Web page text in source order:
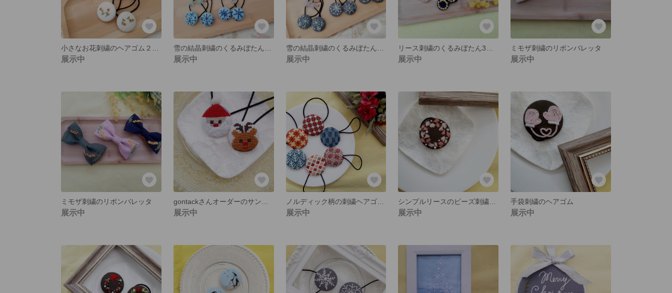
展示中 展示中 展示中 展示中
ミモザ刺繍のリボンバレッタ
展示中
ミモザ刺繍のリボンバレッタ
展示中 展示中
ノルディック柄の刺繍ヘアゴム【この中から１つの値段】
展示中 展示中
手袋刺繍のヘアゴム
展示中